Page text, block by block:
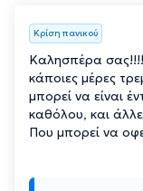
Κρίση πανικού
Καλησπέρα
κάποιες μέρες
μπορεί να είναι
καθόλου, και
Που μπορεί να